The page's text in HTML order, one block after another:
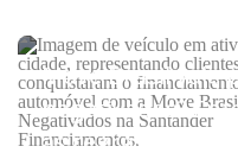
Move Brasil vale
negativados?
as regras do